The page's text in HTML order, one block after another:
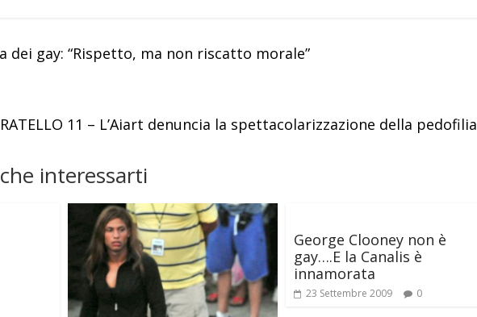
dei gay: “Rispetto, ma non riscatto morale”
11 – L’Aiart denuncia la spettacolarizzazione della pedofilia
interessarti
George Clooney non è
gay….E la Canalis è
innamorata
23 Settembre 2009 0